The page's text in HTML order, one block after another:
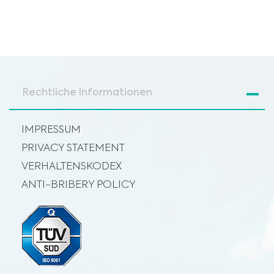
Rechtliche Informationen
IMPRESSUM
PRIVACY STATEMENT
VERHALTENSKODEX
ANTI-BRIBERY POLICY